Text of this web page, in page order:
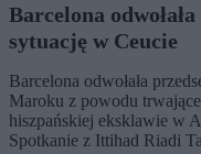
Barcelona
sytuację w Ceucie
Barcelona odwołała
Maroku z powodu
hiszpańskiej eksklawie w
Spotkanie z Ittihad Riadi